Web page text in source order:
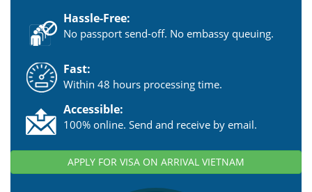
Hassle-Free:
No passport send-off. No embassy queuing.
Fast:
Within 48 hours processing time.
Accessible:
100% online. Send and receive by email.
APPLY FOR VISA ON ARRIVAL VIETNAM